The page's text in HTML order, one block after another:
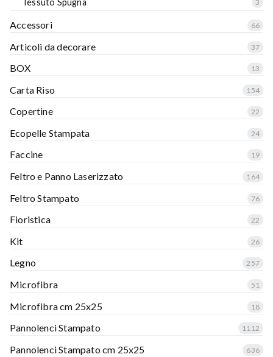
Tessuto Spugna 3
Accessori 66
Articoli da decorare 37
BOX 13
Carta Riso 154
Copertine 22
Ecopelle Stampata 24
Faccine 19
Feltro e Panno Laserizzato 164
Feltro Stampato 76
Fioristica 22
Kit 26
Legno 257
Microfibra 51
Microfibra cm 25x25 18
Pannolenci Stampato 1112
Pannolenci Stampato cm 25x25 636